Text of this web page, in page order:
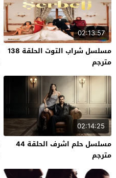
02:13:57
مسلسل شراب التوت الحلقة 138
مترجم
02:14:25
مسلسل حلم اشرف الحلقة 44
مترجم